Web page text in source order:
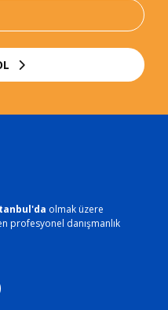
olmak üzere
profesyonel danışmanlık